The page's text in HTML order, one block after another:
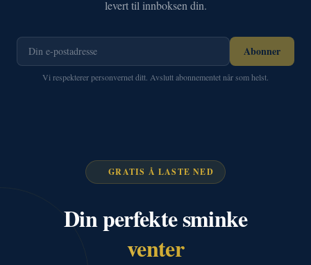
levert til innboksen din.
Abonner
Vi respekterer personvernet ditt. Avslutt abonnementet når som helst.
GRATIS Å LASTE NED
Din perfekte sminke
venter